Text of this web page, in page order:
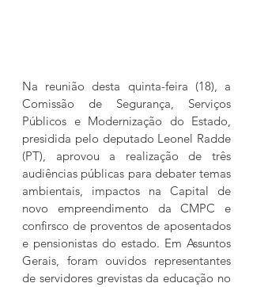
Na reunião desta quinta-feira (18), a
Comissão de Segurança, Serviços
Públicos e Modernização do Estado,
presidida pelo deputado Leonel Radde
(PT), aprovou a realização de três
audiências públicas para debater temas
ambientais, impactos na Capital de
novo empreendimento da CMPC e
confirsco de proventos de aposentados
e pensionistas do estado. Em Assuntos
Gerais, foram ouvidos representantes
de servidores grevistas da educação no